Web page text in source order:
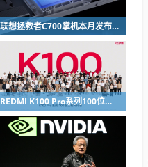
联想拯救者C700掌机本月发布：掌中玩3A 畅玩9小时不插电
REDMI K100 Pro系列100位工程师代表亮相：设计、工程K90原班人马操刀